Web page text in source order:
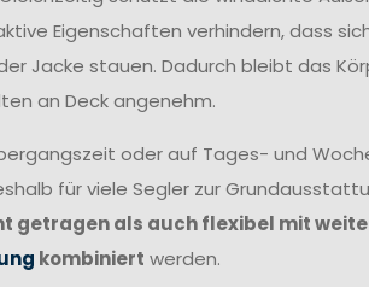
Eigenschaften verhindern, dass
Jacke stauen. Dadurch bleibt das
an Deck angenehm.
oder auf Tages- und
für viele Segler zur
getragen als auch flexibel mit
kombiniert werden.